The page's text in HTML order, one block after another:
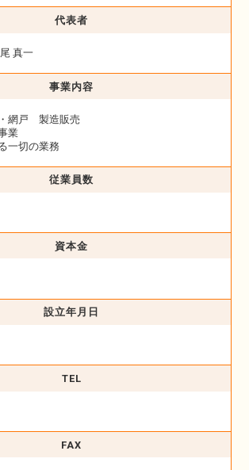
代表者
真一
事業内容
網戸 製造販売
業
一切の業務
従業員数
資本金
設立年月日
TEL
FAX